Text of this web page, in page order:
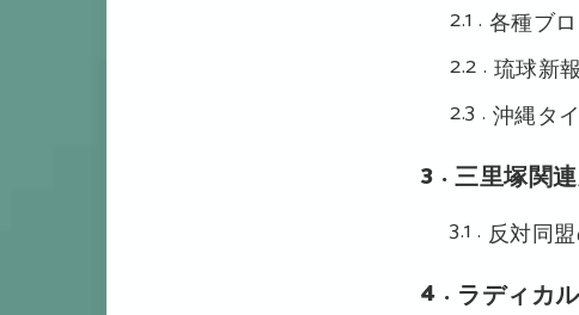
2.1 各種ブ
2.2 琉球新
2.3 沖縄タ
3 三里塚関
3.1 反対同
4 ラディカル